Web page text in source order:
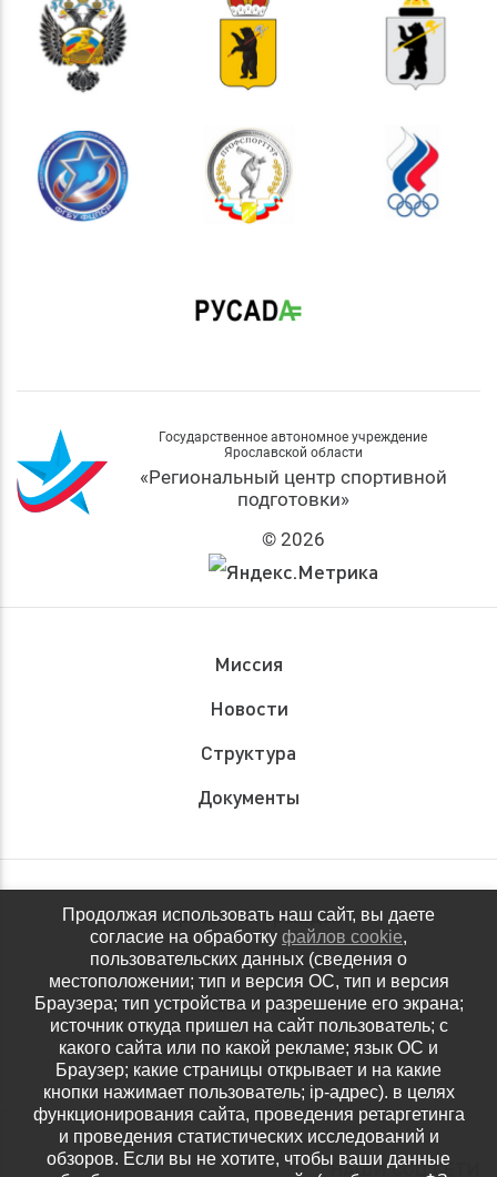
Государственное автономное учреждение
Ярославской области
«Региональный центр спортивной
подготовки»
© 2026
Миссия
Новости
Структура
Документы
Обращения граждан
Антидопинговое обеспечение
Контакты
Политика конфиденциальности
НАШИ СОЦ.СЕТИ
Продолжая использовать наш сайт, вы даете
согласие на обработку файлов cookie,
пользовательских данных (сведения о
местоположении; тип и версия ОС, тип и версия
Браузера; тип устройства и разрешение его экрана;
источник откуда пришел на сайт пользователь; с
какого сайта или по какой рекламе; язык ОС и
Браузер; какие страницы открывает и на какие
кнопки нажимает пользователь; ip-адрес). в целях
функционирования сайта, проведения ретаргетинга
и проведения статистических исследований и
обзоров. Если вы не хотите, чтобы ваши данные